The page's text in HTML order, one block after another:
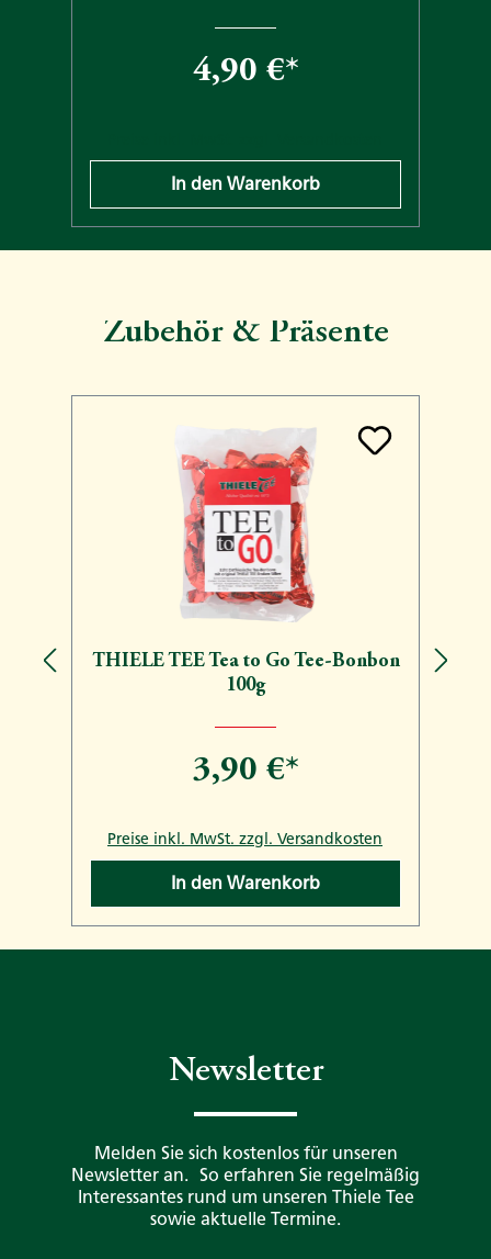
4,90 €*
In den Warenkorb
Zubehör & Präsente
THIELE TEE Tea to Go Tee-Bonbon
100g
3,90 €*
Preise inkl. MwSt. zzgl. Versandkosten
In den Warenkorb
Newsletter
Melden Sie sich kostenlos für unseren
Newsletter an. So erfahren Sie regelmäßig
Interessantes rund um unseren Thiele Tee
sowie aktuelle Termine.